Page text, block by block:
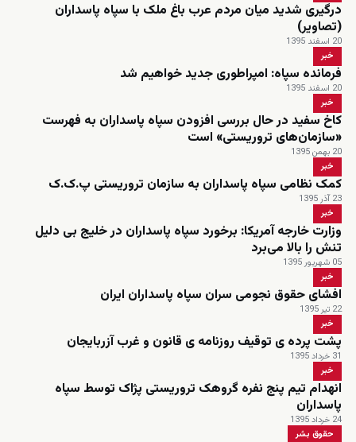
درگیری شدید میان مردم عرب باغ ملک با سپاه پاسداران
(تصاویر)
20 اسفند 1395
خبر
فرمانده سپاه: امپراطوری جدید خواهیم شد
20 اسفند 1395
خبر
کاخ سفید در حال بررسی افزودن سپاه پاسداران به فهرست
«سازمان‌های تروریستی» است
20 بهمن 1395
خبر
کمک نظامی سپاه پاسداران به سازمان تروریستی پ.ک.ک
23 آذر 1395
خبر
وزارت خارجه آمریکا: برخورد سپاه پاسداران در خلیج بی دلیل
تنش را بالا می‌برد
05 شهریور 1395
خبر
افشای حقوق نجومی سران سپاه پاسداران ایران
22 تیر 1395
خبر
پشت پرده ی توقیف روزنامه ی قانون و غرب آزربایجان
31 خرداد 1395
خبر
انهدام تیم پنج نفره گروهک تروریستی پژاک توسط سپاه
پاسداران
24 خرداد 1395
حقوق بشر